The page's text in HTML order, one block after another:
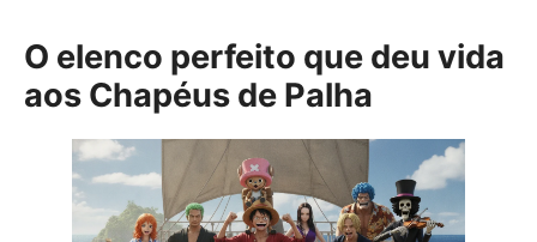
O elenco perfeito que deu vida
aos Chapéus de Palha